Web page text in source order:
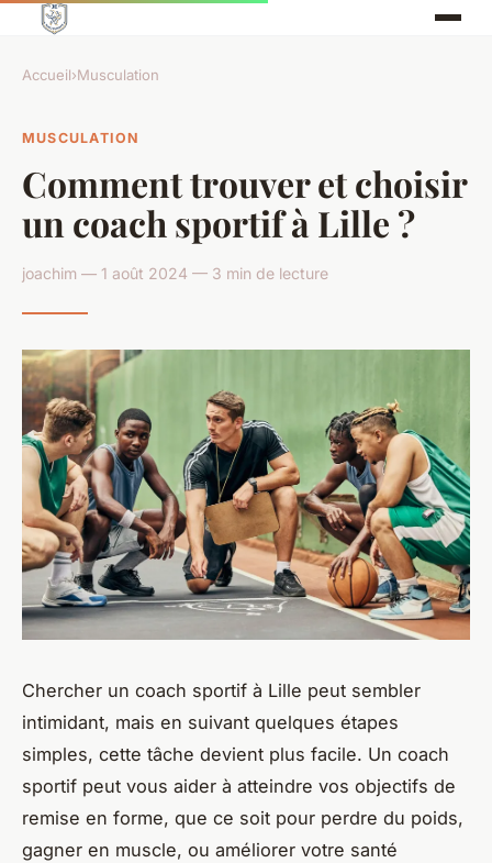
Accueil›Musculation
MUSCULATION
Comment trouver et choisir
un coach sportif à Lille ?
joachim — 1 août 2024 — 3 min de lecture
Chercher un coach sportif à Lille peut sembler
intimidant, mais en suivant quelques étapes
simples, cette tâche devient plus facile. Un coach
sportif peut vous aider à atteindre vos objectifs de
remise en forme, que ce soit pour perdre du poids,
gagner en muscle, ou améliorer votre santé